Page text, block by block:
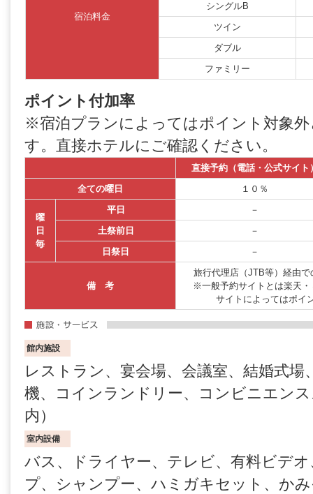
宿泊料金
シングルB
ツイン
ダブル
ファミリー
ポイント付加率
※宿泊プランによってはポイント対象
す。直接ホテルにご確認ください。
直接予約（電話・公式サイト
全ての曜日
１０％
曜
日
毎
平日
－
土祭前日
－
日祭日
－
備 考
旅行代理店（JTB等）経由
※一般予約サイトとは楽天
サイトによってはポイ
館内施設
レストラン、宴会場、会議室、結婚式場
機、コインランドリー、コンビニエン
内）
室内設備
バス、ドライヤー、テレビ、有料ビデ
プ、シャンプー、ハミガキセット、か